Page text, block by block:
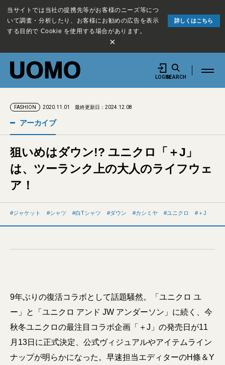
当サイトでは当社の提携先等がお客様のニーズ等につ
いて調査・分析したり、お客様にお勧めの広告を表示
する目的で Cookie を使用する場合があります。
詳しくはこちら
×
LOGINSEARCH
FASHION 2020.11.01 最終更新日：2024.12.08
アーカイブ
狙いめはダウン!? ユニクロ「＋J」
は、ツーランク上の大人のライフウェ
ア！
ジャケット シャツ 白Tシャツ ダウン カシミヤ ユニクロ ＋J
9年ぶりの復活コラボとして話題騒然。「ユニクロ ユ
ー」と「ユニクロ アンド JW アンダーソン」に続く、今
秋冬ユニクロの最注目コラボ企画「＋J」の発売日が11
月13日に正式決定、公式ヴィジュアルやアイテムライン
ナップが明らかになった。早速担当エディターのH條＆Y